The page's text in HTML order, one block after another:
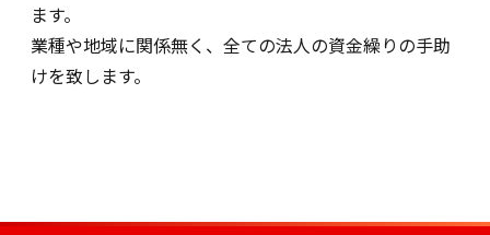
ます。
業種や地域に関係無く、全ての法人の資金繰りの手助
けを致します。